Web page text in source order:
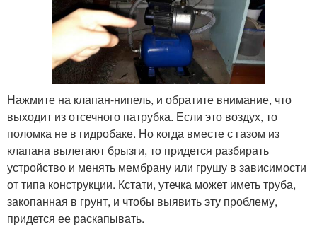
Нажмите на клапан-нипель, и обратите внимание, что
выходит из отсечного патрубка. Если это воздух, то
поломка не в гидробаке. Но когда вместе с газом из
клапана вылетают брызги, то придется разбирать
устройство и менять мембрану или грушу в зависимости
от типа конструкции. Кстати, утечка может иметь труба,
закопанная в грунт, и чтобы выявить эту проблему,
придется ее раскапывать.